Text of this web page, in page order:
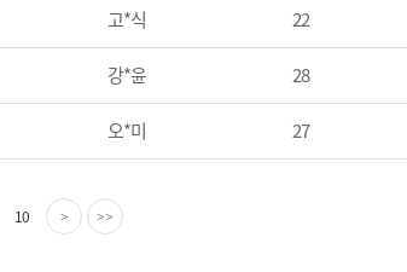
고*식 22
강*윤 28
오*미 27
10 > >>